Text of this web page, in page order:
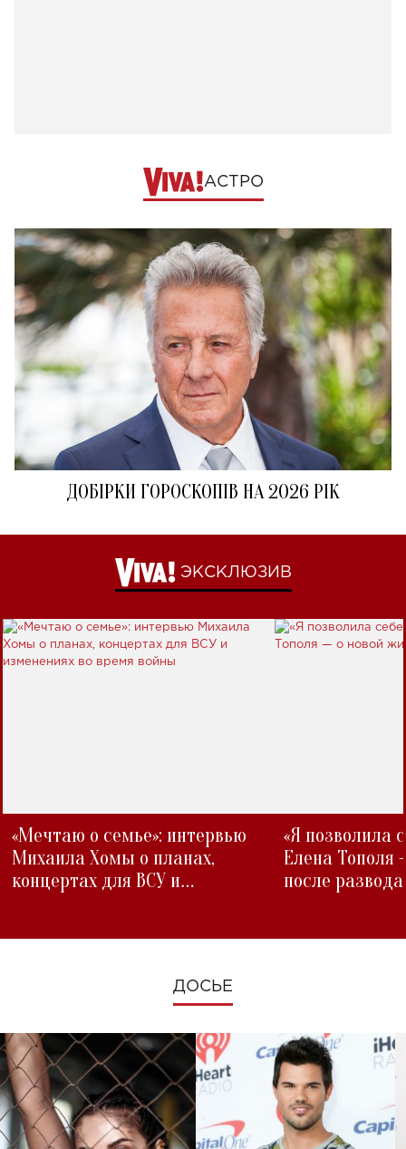
АСТРО
ДОБІРКИ ГОРОСКОПІВ НА 2026 РІК
ЭКСКЛЮЗИВ
«Мечтаю о семье»: интервью
Михаила Хомы о планах,
концертах для ВСУ и
«Я позволила
Елена Тополя
после развода
ДОСЬЕ